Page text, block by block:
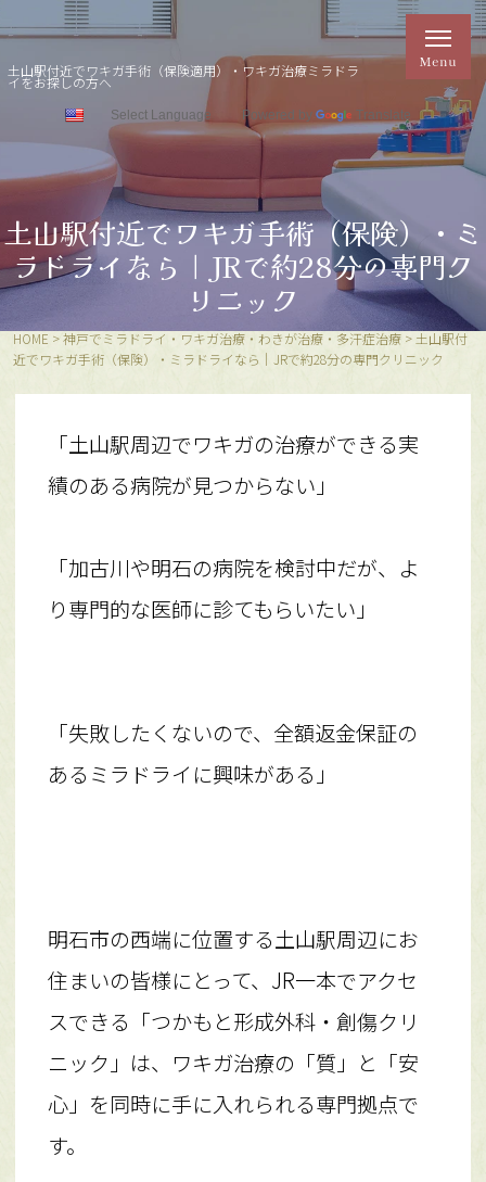
土山駅付近でワキガ手術（保険適用）・ワキガ治療ミラドラ
イをお探しの方へ
Powered by Translate
土山駅付近でワキガ手術（保険）・ミ
ラドライなら｜JRで約28分の専門ク
リニック
HOME >神戸でミラドライ・ワキガ治療・わきが治療・多汗症治療>土山駅付
近でワキガ手術（保険）・ミラドライなら｜JRで約28分の専門クリニック
「土山駅周辺でワキガの治療ができる実
績のある病院が見つからない」
「加古川や明石の病院を検討中だが、よ
り専門的な医師に診てもらいたい」
「失敗したくないので、全額返金保証の
あるミラドライに興味がある」
明石市の西端に位置する土山駅周辺にお
住まいの皆様にとって、JR一本でアクセ
スできる「つかもと形成外科・創傷クリ
ニック」は、ワキガ治療の「質」と「安
心」を同時に手に入れられる専門拠点で
す。